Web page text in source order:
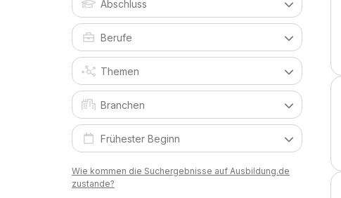
Wie kommen die Suchergebnisse auf Ausbildung.de
zustande?